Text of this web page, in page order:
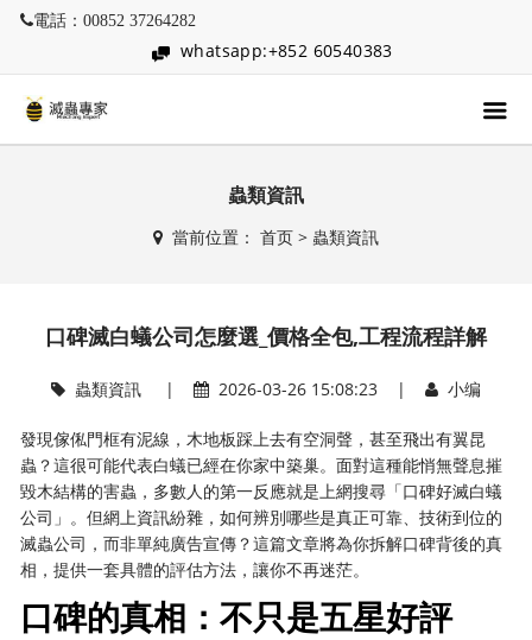
電話：00852 37264282
whatsapp:+852 60540383
蟲類資訊
當前位置： 首页> 蟲類資訊
口碑滅白蟻公司怎麼選_價格全包,工程流程詳解
蟲類資訊| 2026-03-26 15:08:23 | 小编
發現傢俬門框有泥線，木地板踩上去有空洞聲，甚至飛出有翼昆
蟲？這很可能代表白蟻已經在你家中築巢。面對這種能悄無聲息摧
毀木結構的害蟲，多數人的第一反應就是上網搜尋「口碑好滅白蟻
公司」。但網上資訊紛雜，如何辨別哪些是真正可靠、技術到位的
滅蟲公司，而非單純廣告宣傳？這篇文章將為你拆解口碑背後的真
相，提供一套具體的評估方法，讓你不再迷茫。
口碑的真相：不只是五星好評